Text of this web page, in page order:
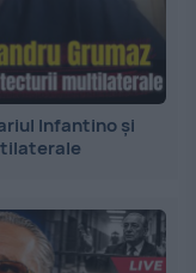
Infantino și